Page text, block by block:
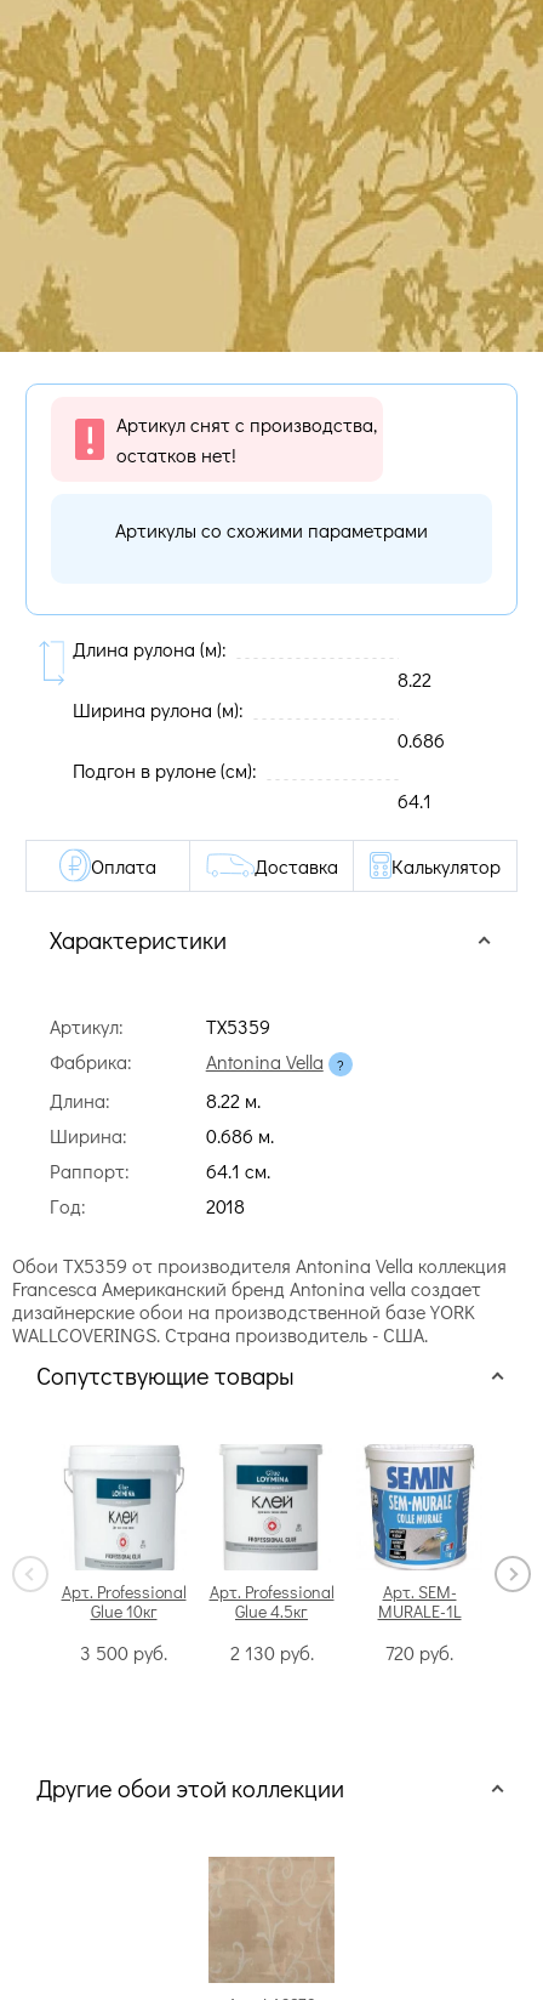
Артикул снят с производства,
остатков нет!
Артикулы со схожими параметрами
Длина рулона (м):
8.22
Ширина рулона (м):
0.686
Подгон в рулоне (cм):
64.1
Характеристики
Артикул:
TX5359
Фабрика:
Antonina Vella
Длина:
8.22 м.
Ширина:
0.686 м.
Раппорт:
64.1 cм.
Год:
2018
Оплата Доставка Калькулятор
Обои TX5359 от производителя Antonina Vella коллекция
Francesca Американский бренд Antonina vella создает
дизайнерские обои на производственной базе YORK
WALLCOVERINGS. Страна производитель - США.
Сопутствующие товары
Арт. Professional
Glue 10кг
3 500 руб.
Арт. Professional
Glue 4.5кг
2 130 руб.
Арт. SEM-
MURALE-1L
720 руб.
Другие обои этой коллекции